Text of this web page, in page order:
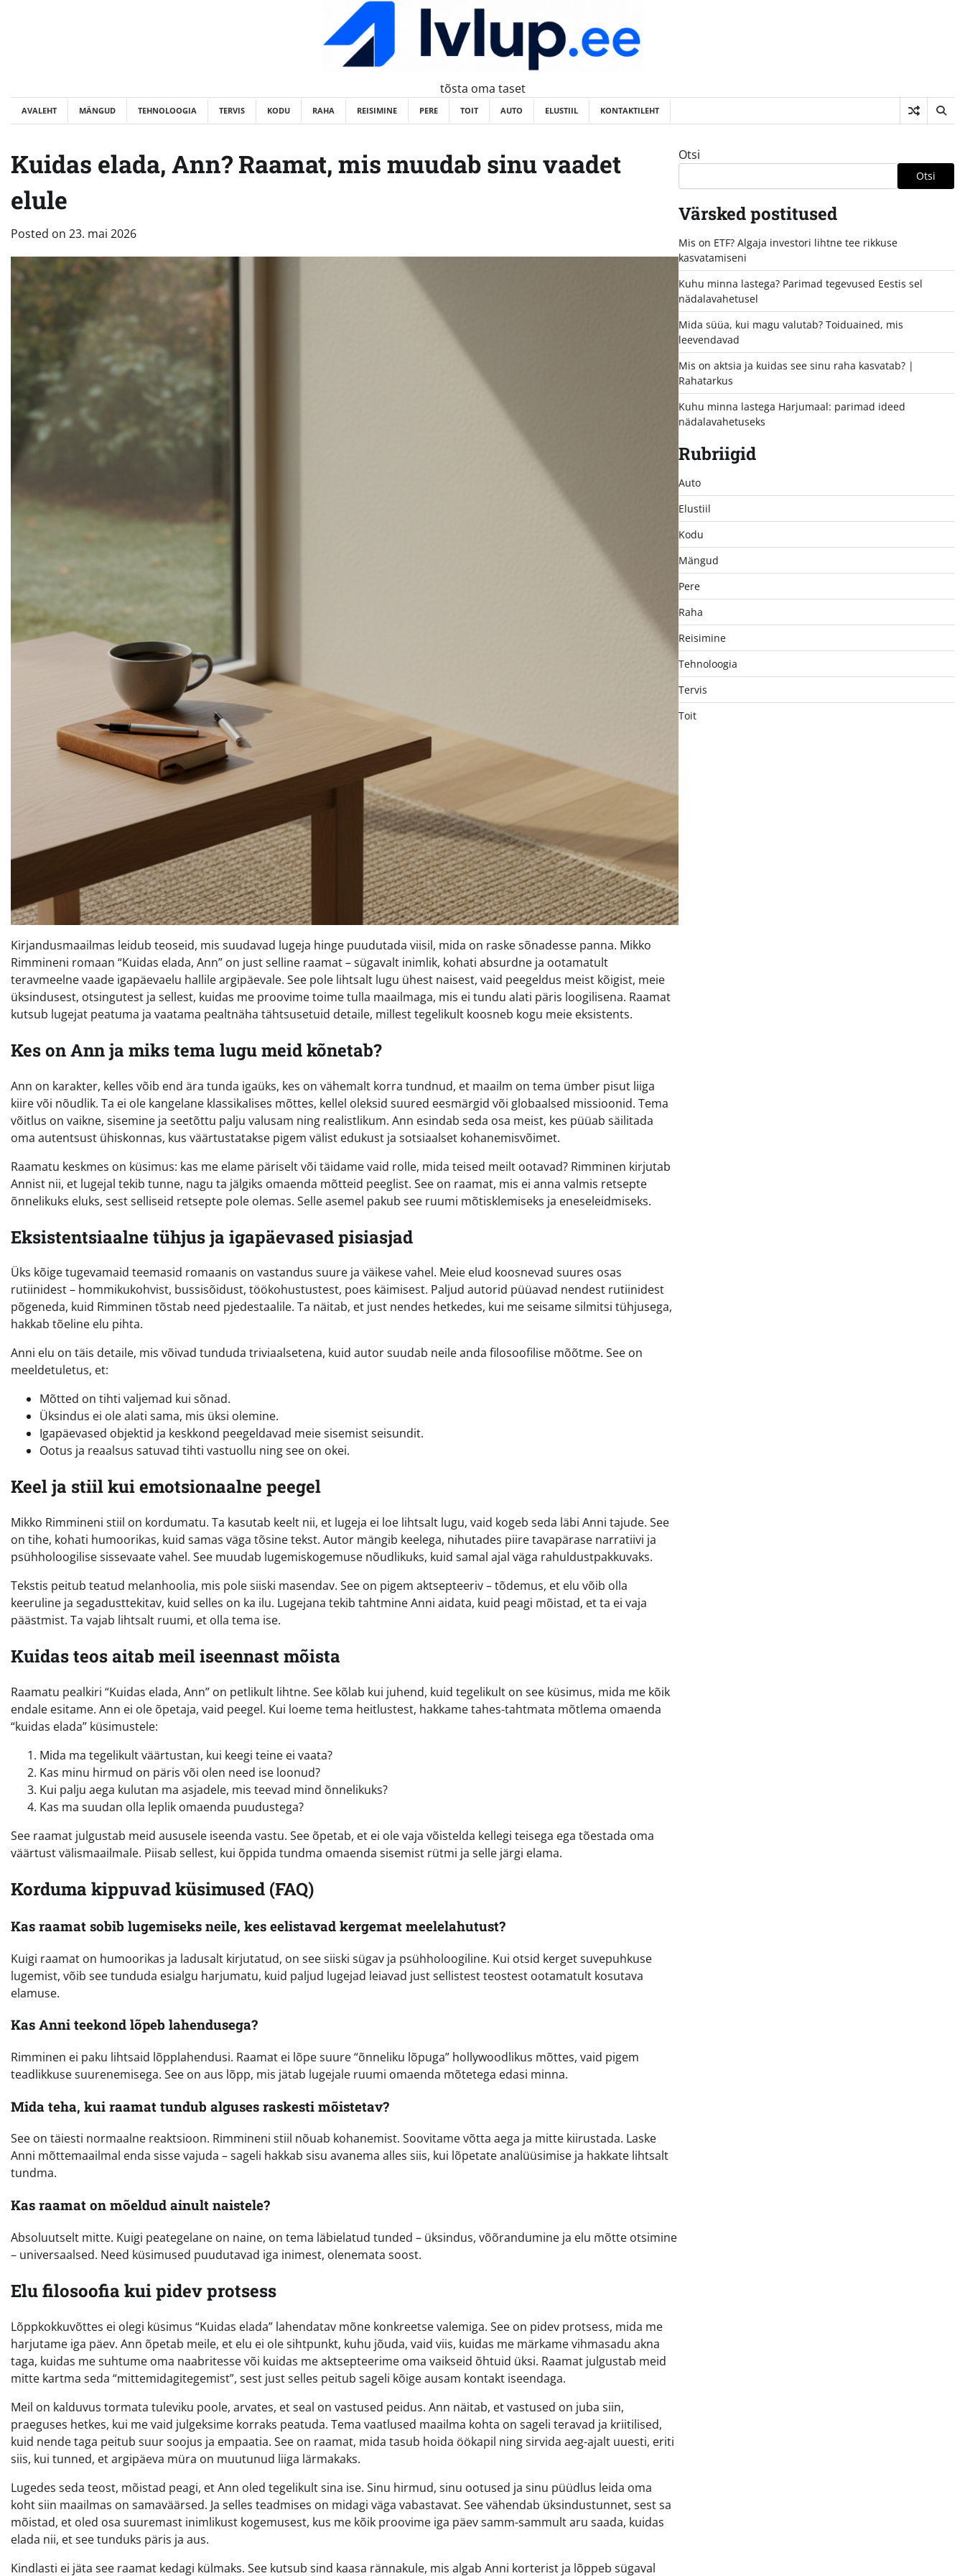
tõsta oma taset
AVALEHT MÄNGUD TEHNOLOOGIA TERVIS KODU RAHA REISIMINE PERE TOIT AUTO ELUSTIIL KONTAKTILEHT
Kuidas elada, Ann? Raamat, mis muudab sinu vaadet
elule
Posted on 23. mai 2026
Kirjandusmaailmas leidub teoseid, mis suudavad lugeja hinge puudutada viisil, mida on raske sõnadesse panna. Mikko
Rimmineni romaan “Kuidas elada, Ann” on just selline raamat – sügavalt inimlik, kohati absurdne ja ootamatult
teravmeelne vaade igapäevaelu hallile argipäevale. See pole lihtsalt lugu ühest naisest, vaid peegeldus meist kõigist, meie
üksindusest, otsingutest ja sellest, kuidas me proovime toime tulla maailmaga, mis ei tundu alati päris loogilisena. Raamat
kutsub lugejat peatuma ja vaatama pealtnäha tähtsusetuid detaile, millest tegelikult koosneb kogu meie eksistents.
Kes on Ann ja miks tema lugu meid kõnetab?
Ann on karakter, kelles võib end ära tunda igaüks, kes on vähemalt korra tundnud, et maailm on tema ümber pisut liiga
kiire või nõudlik. Ta ei ole kangelane klassikalises mõttes, kellel oleksid suured eesmärgid või globaalsed missioonid. Tema
võitlus on vaikne, sisemine ja seetõttu palju valusam ning realistlikum. Ann esindab seda osa meist, kes püüab säilitada
oma autentsust ühiskonnas, kus väärtustatakse pigem välist edukust ja sotsiaalset kohanemisvõimet.
Raamatu keskmes on küsimus: kas me elame päriselt või täidame vaid rolle, mida teised meilt ootavad? Rimminen kirjutab
Annist nii, et lugejal tekib tunne, nagu ta jälgiks omaenda mõtteid peeglist. See on raamat, mis ei anna valmis retsepte
õnnelikuks eluks, sest selliseid retsepte pole olemas. Selle asemel pakub see ruumi mõtisklemiseks ja eneseleidmiseks.
Eksistentsiaalne tühjus ja igapäevased pisiasjad
Üks kõige tugevamaid teemasid romaanis on vastandus suure ja väikese vahel. Meie elud koosnevad suures osas
rutiinidest – hommikukohvist, bussisõidust, töökohustustest, poes käimisest. Paljud autorid püüavad nendest rutiinidest
põgeneda, kuid Rimminen tõstab need pjedestaalile. Ta näitab, et just nendes hetkedes, kui me seisame silmitsi tühjusega,
hakkab tõeline elu pihta.
Anni elu on täis detaile, mis võivad tunduda triviaalsetena, kuid autor suudab neile anda filosoofilise mõõtme. See on
meeldetuletus, et:
Mõtted on tihti valjemad kui sõnad.
Üksindus ei ole alati sama, mis üksi olemine.
Igapäevased objektid ja keskkond peegeldavad meie sisemist seisundit.
Ootus ja reaalsus satuvad tihti vastuollu ning see on okei.
Keel ja stiil kui emotsionaalne peegel
Mikko Rimmineni stiil on kordumatu. Ta kasutab keelt nii, et lugeja ei loe lihtsalt lugu, vaid kogeb seda läbi Anni tajude. See
on tihe, kohati humoorikas, kuid samas väga tõsine tekst. Autor mängib keelega, nihutades piire tavapärase narratiivi ja
psühholoogilise sissevaate vahel. See muudab lugemiskogemuse nõudlikuks, kuid samal ajal väga rahuldustpakkuvaks.
Tekstis peitub teatud melanhoolia, mis pole siiski masendav. See on pigem aktsepteeriv – tõdemus, et elu võib olla
keeruline ja segadusttekitav, kuid selles on ka ilu. Lugejana tekib tahtmine Anni aidata, kuid peagi mõistad, et ta ei vaja
päästmist. Ta vajab lihtsalt ruumi, et olla tema ise.
Kuidas teos aitab meil iseennast mõista
Raamatu pealkiri “Kuidas elada, Ann” on petlikult lihtne. See kõlab kui juhend, kuid tegelikult on see küsimus, mida me kõik
endale esitame. Ann ei ole õpetaja, vaid peegel. Kui loeme tema heitlustest, hakkame tahes-tahtmata mõtlema omaenda
“kuidas elada” küsimustele:
Mida ma tegelikult väärtustan, kui keegi teine ei vaata?
Kas minu hirmud on päris või olen need ise loonud?
Kui palju aega kulutan ma asjadele, mis teevad mind õnnelikuks?
Kas ma suudan olla leplik omaenda puudustega?
See raamat julgustab meid aususele iseenda vastu. See õpetab, et ei ole vaja võistelda kellegi teisega ega tõestada oma
väärtust välismaailmale. Piisab sellest, kui õppida tundma omaenda sisemist rütmi ja selle järgi elama.
Korduma kippuvad küsimused (FAQ)
Kas raamat sobib lugemiseks neile, kes eelistavad kergemat meelelahutust?
Kuigi raamat on humoorikas ja ladusalt kirjutatud, on see siiski sügav ja psühholoogiline. Kui otsid kerget suvepuhkuse
lugemist, võib see tunduda esialgu harjumatu, kuid paljud lugejad leiavad just sellistest teostest ootamatult kosutava
elamuse.
Kas Anni teekond lõpeb lahendusega?
Rimminen ei paku lihtsaid lõpplahendusi. Raamat ei lõpe suure “õnneliku lõpuga” hollywoodlikus mõttes, vaid pigem
teadlikkuse suurenemisega. See on aus lõpp, mis jätab lugejale ruumi omaenda mõtetega edasi minna.
Mida teha, kui raamat tundub alguses raskesti mõistetav?
See on täiesti normaalne reaktsioon. Rimmineni stiil nõuab kohanemist. Soovitame võtta aega ja mitte kiirustada. Laske
Anni mõttemaailmal enda sisse vajuda – sageli hakkab sisu avanema alles siis, kui lõpetate analüüsimise ja hakkate lihtsalt
tundma.
Kas raamat on mõeldud ainult naistele?
Absoluutselt mitte. Kuigi peategelane on naine, on tema läbielatud tunded – üksindus, võõrandumine ja elu mõtte otsimine
– universaalsed. Need küsimused puudutavad iga inimest, olenemata soost.
Elu filosoofia kui pidev protsess
Lõppkokkuvõttes ei olegi küsimus “Kuidas elada” lahendatav mõne konkreetse valemiga. See on pidev protsess, mida me
harjutame iga päev. Ann õpetab meile, et elu ei ole sihtpunkt, kuhu jõuda, vaid viis, kuidas me märkame vihmasadu akna
taga, kuidas me suhtume oma naabritesse või kuidas me aktsepteerime oma vaikseid õhtuid üksi. Raamat julgustab meid
mitte kartma seda “mittemidagitegemist”, sest just selles peitub sageli kõige ausam kontakt iseendaga.
Meil on kalduvus tormata tuleviku poole, arvates, et seal on vastused peidus. Ann näitab, et vastused on juba siin,
praeguses hetkes, kui me vaid julgeksime korraks peatuda. Tema vaatlused maailma kohta on sageli teravad ja kriitilised,
kuid nende taga peitub suur soojus ja empaatia. See on raamat, mida tasub hoida öökapil ning sirvida aeg-ajalt uuesti, eriti
siis, kui tunned, et argipäeva müra on muutunud liiga lärmakaks.
Lugedes seda teost, mõistad peagi, et Ann oled tegelikult sina ise. Sinu hirmud, sinu ootused ja sinu püüdlus leida oma
koht siin maailmas on samaväärsed. Ja selles teadmises on midagi väga vabastavat. See vähendab üksindustunnet, sest sa
mõistad, et oled osa suuremast inimlikust kogemusest, kus me kõik proovime iga päev samm-sammult aru saada, kuidas
elada nii, et see tunduks päris ja aus.
Kindlasti ei jäta see raamat kedagi külmaks. See kutsub sind kaasa rännakule, mis algab Anni korterist ja lõppeb sügaval
Otsi
Otsi
Värsked postitused
Mis on ETF? Algaja investori lihtne tee rikkuse
kasvatamiseni
Kuhu minna lastega? Parimad tegevused Eestis sel
nädalavahetusel
Mida süüa, kui magu valutab? Toiduained, mis
leevendavad
Mis on aktsia ja kuidas see sinu raha kasvatab? |
Rahatarkus
Kuhu minna lastega Harjumaal: parimad ideed
nädalavahetuseks
Rubriigid
Auto
Elustiil
Kodu
Mängud
Pere
Raha
Reisimine
Tehnoloogia
Tervis
Toit